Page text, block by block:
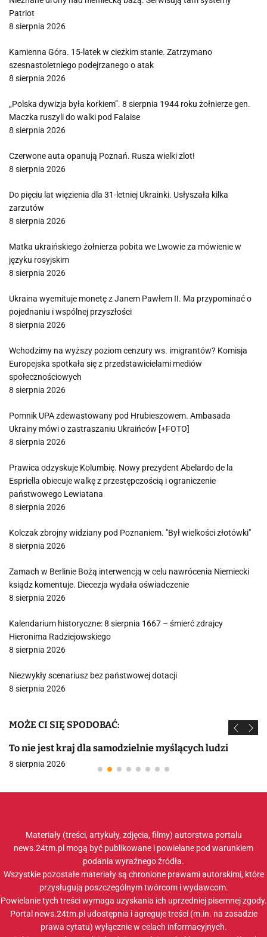
Patriot
8 sierpnia 2026
Kamienna Góra. 15-latek w cieżkim stanie. Zatrzymano
szesnastoletniego podejrzanego o atak
8 sierpnia 2026
„Polska dywizja była korkiem”. 8 sierpnia 1944 roku żołnierze gen.
Maczka ruszyli do walki pod Falaise
8 sierpnia 2026
Czerwone auta opanują Poznań. Rusza wielki zlot!
8 sierpnia 2026
Do pięciu lat więzienia dla 31-letniej Ukrainki. Usłyszała kilka
zarzutów
8 sierpnia 2026
Matka ukraińskiego żołnierza pobita we Lwowie za mówienie w
języku rosyjskim
8 sierpnia 2026
Ukraina wyemituje monetę z Janem Pawłem II. Ma przypominać o
pojednaniu i wspólnej przyszłości
8 sierpnia 2026
Wchodzimy na wyższy poziom cenzury ws. imigrantów? Komisja
Europejska spotkała się z przedstawicielami mediów
społecznościowych
8 sierpnia 2026
Pomnik UPA zdewastowany pod Hrubieszowem. Ambasada
Ukrainy mówi o zastraszaniu Ukraińców [+FOTO]
8 sierpnia 2026
Prawica odzyskuje Kolumbię. Nowy prezydent Abelardo de la
Espriella obiecuje walkę z przestępczością i ograniczenie
państwowego Lewiatana
8 sierpnia 2026
Kolczak zbrojny widziany pod Poznaniem. "Był wielkości złotówki"
8 sierpnia 2026
Zamach w Berlinie Bożą interwencją w celu nawrócenia Niemiecki
ksiądz komentuje. Diecezja wydała oświadczenie
8 sierpnia 2026
Kalendarium historyczne: 8 sierpnia 1667 – śmierć zdrajcy
Hieronima Radziejowskiego
8 sierpnia 2026
Niezwykły scenariusz bez państwowej dotacji
8 sierpnia 2026
MOŻE CI SIĘ SPODOBAĆ:
To nie jest kraj dla samodzielnie myślących ludzi
8 sierpnia 2026
Materiały (treści, artykuły, zdjęcia, filmy) autorstwa portalu
news.24tm.pl mogą być publikowane i powielane pod warunkiem
podania wyraźnego źródła.
Wszystkie pozostałe materiały są chronione prawami autorskimi, które
przysługują poszczególnym twórcom i wydawcom.
Powielanie tych treści wymaga uzyskania ich uprzedniej pisemnej zgody.
Portal news.24tm.pl udostępnia i agreguje treści (m.in. na zasadzie
prawa cytatu) wyłącznie w celach informacyjnych.